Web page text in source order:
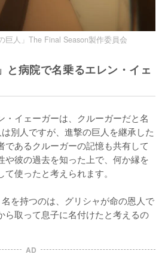
巨人」The Final Season製作委員会
と病院で名乗るエレン・イェ
・イェーガーは、クルーガーだと名
別人ですが、進撃の巨人を継承した
であるクルーガーの記憶も共有して
や彼の過去を知った上で、何か縁を
使ったと考えられます。
を持つのは、グリシャが命の恩人で
ら取って息子に名付けたと考えるの
AD